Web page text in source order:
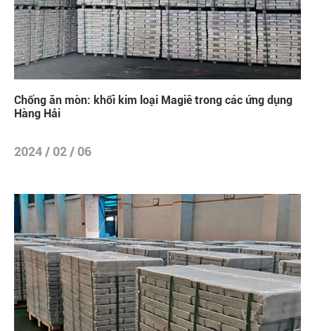
Chống ăn mòn: khối kim loại Magiê trong các ứng dụng
Hàng Hải
2024 / 02 / 06